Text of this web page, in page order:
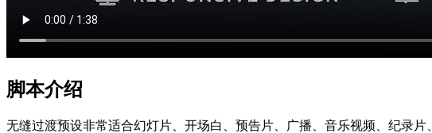
脚本介绍
无缝过渡预设非常适合幻灯片、开场白、预告片、广播、音乐视频、纪录